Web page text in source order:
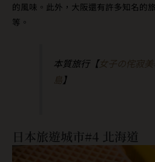
的風味。此外，大阪還有許多知名的
等。
本質旅行【女子の侘寂
島】
日本旅遊城市#4 北海道